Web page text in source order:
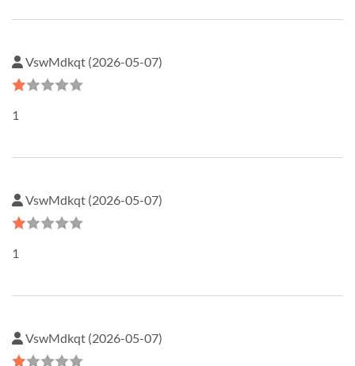
VswMdkqt (2026-05-07)
1
VswMdkqt (2026-05-07)
1
VswMdkqt (2026-05-07)